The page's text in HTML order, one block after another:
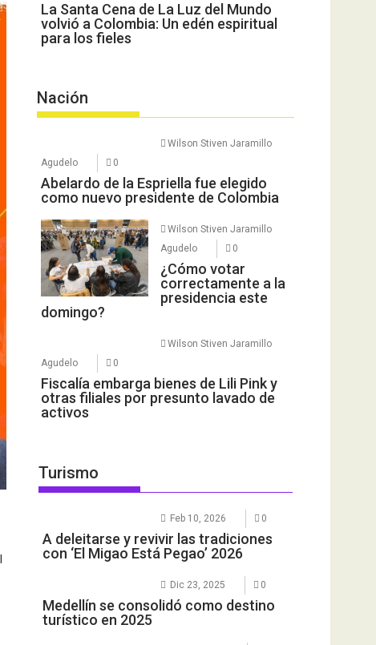
La Santa Cena de La Luz del Mundo
volvió a Colombia: Un edén espiritual
para los fieles
Nación
Wilson Stiven Jaramillo
Agudelo
0
Abelardo de la Espriella fue elegido
como nuevo presidente de Colombia
Wilson Stiven Jaramillo
Agudelo
0
¿Cómo votar
correctamente a la
presidencia este
domingo?
Wilson Stiven Jaramillo
Agudelo
0
Fiscalía embarga bienes de Lili Pink y
otras filiales por presunto lavado de
activos
Turismo
Feb 10, 2026 0
A deleitarse y revivir las tradiciones
con ‘El Migao Está Pegao’ 2026
Dic 23, 2025 0
Medellín se consolidó como destino
turístico en 2025